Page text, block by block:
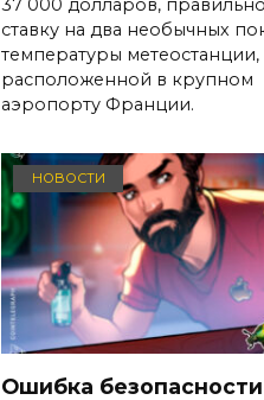
37 000 долларов,
ставку на два необычных
температуры метеостанции,
расположенной в крупном
аэропорту Франции.
НОВОСТИ
Ошибка